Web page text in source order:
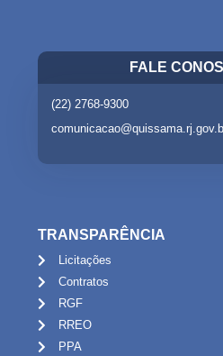
FALE
(22) 2768-9300
TRANSPARÊNCIA
Licitações
Contratos
RGF
RREO
PPA